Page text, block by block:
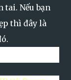
tai. Nếu bạn
thì đây là